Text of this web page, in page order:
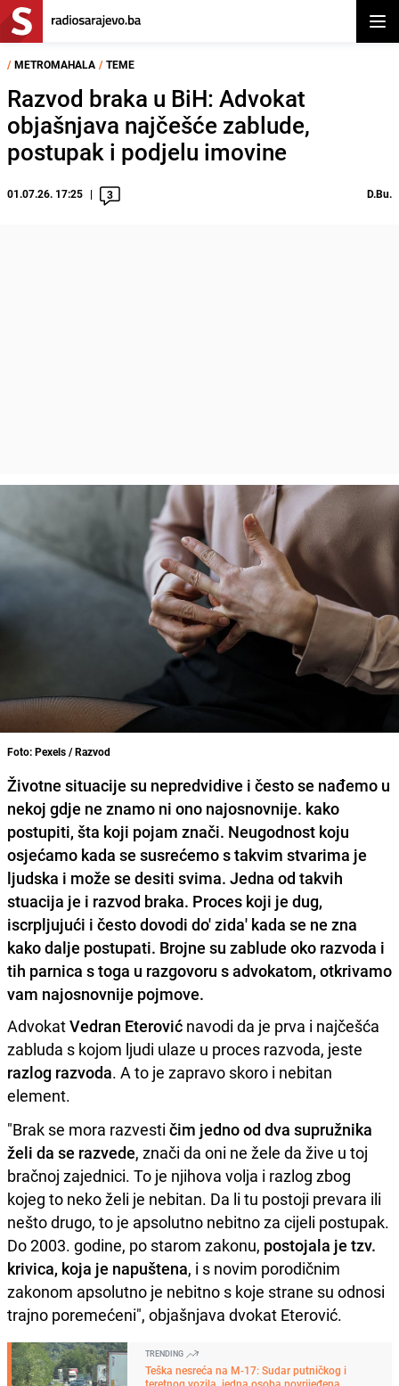
/ METROMAHALA / TEME
Razvod braka u BiH: Advokat
objašnjava najčešće zablude,
postupak i podjelu imovine
01.07.26. 17:25 3 D.Bu.
Foto: Pexels / Razvod
Životne situacije su nepredvidive i često se nađemo u
nekoj gdje ne znamo ni ono najosnovnije. kako
postupiti, šta koji pojam znači. Neugodnost koju
osjećamo kada se susrećemo s takvim stvarima je
ljudska i može se desiti svima. Jedna od takvih
stuacija je i razvod braka. Proces koji je dug,
iscrpljujući i često dovodi do' zida' kada se ne zna
kako dalje postupati. Brojne su zablude oko razvoda i
tih parnica s toga u razgovoru s advokatom, otkrivamo
vam najosnovnije pojmove.
AdvokatVedran Eterović navodi da je prva i najčešća
zabluda s kojom ljudi ulaze u proces razvoda, jeste
razlog razvoda. A to je zapravo skoro i nebitan
element.
"Brak se mora razvesti čim jedno od dva supružnika
želi da se razvede, znači da oni ne žele da žive u toj
bračnoj zajednici. To je njihova volja i razlog zbog
kojeg to neko želi je nebitan. Da li tu postoji prevara ili
nešto drugo, to je apsolutno nebitno za cijeli postupak.
Do 2003. godine, po starom zakonu, postojala je tzv.
krivica, koja je napuštena, i s novim porodičnim
zakonom apsolutno je nebitno s koje strane su odnosi
trajno poremećeni", objašnjava dvokat Eterović.
TRENDING
Teška nesreća na M-17: Sudar putničkog i
teretnog vozila, jedna osoba povrijeđena